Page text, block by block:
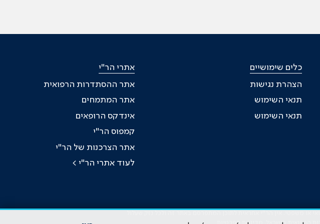
כלים שימושיים
הצהרת נגישות
תנאי השימוש
תנאי השימוש
אתרי הר"י
אתר ההסתדרות הרפואית
אתר המתמחים
אינדקס הרופאים
קמפוס הר"י
אתר הצרכנות של הר"י
לעוד אתרי הר"י >
הרפואית בישראל.
מדיניות הפרטיות